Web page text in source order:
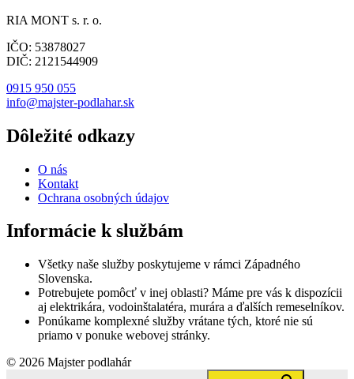
RIA MONT s. r. o.
IČO: 53878027
DIČ: 2121544909
0915 950 055
info@majster-podlahar.sk
Dôležité odkazy
O nás
Kontakt
Ochrana osobných údajov
Informácie k službám
Všetky naše služby poskytujeme v rámci Západného
Slovenska.
Potrebujete pomôcť v inej oblasti? Máme pre vás k dispozícii
aj elektrikára, vodoinštalatéra, murára a ďalších remeselníkov.
Ponúkame komplexné služby vrátane tých, ktoré nie sú
priamo v ponuke webovej stránky.
© 2026 Majster podlahár